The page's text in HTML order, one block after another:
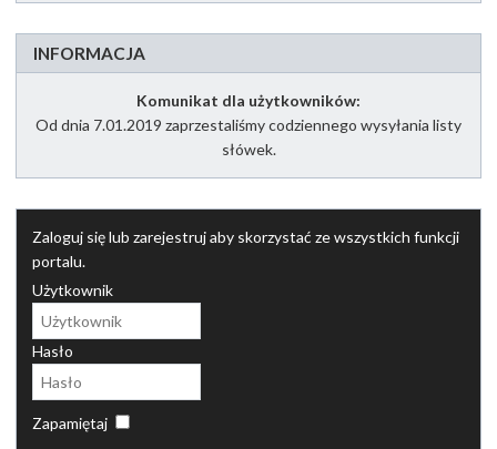
INFORMACJA
Komunikat dla użytkowników:
Od dnia 7.01.2019 zaprzestaliśmy codziennego wysyłania listy
słówek.
Zaloguj się lub zarejestruj aby skorzystać ze wszystkich funkcji
portalu.
Użytkownik
Hasło
Zapamiętaj